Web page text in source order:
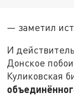
— заметил
И
Донское
Куликовская